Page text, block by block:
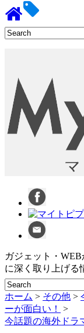
ガジェット・
に深く取り上げる
ホーム > その他 >
ーが面白い！
>
今話題の海外ドラ